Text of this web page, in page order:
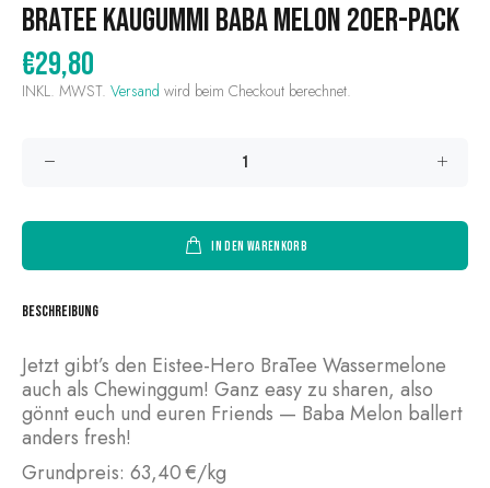
BraTee Kaugummi Baba Melon 20er-Pack
€29,80
INKL. MWST. Versand wird beim Checkout berechnet.
IN DEN WARENKORB
Beschreibung
Jetzt gibt’s den Eistee-Hero BraTee Wassermelone
auch als Chewinggum! Ganz easy zu sharen, also
gönnt euch und euren Friends — Baba Melon ballert
anders fresh!
Grundpreis: 63,40 €/kg